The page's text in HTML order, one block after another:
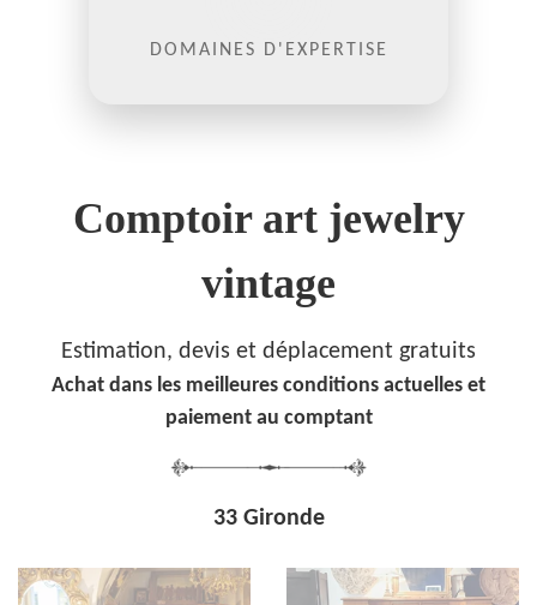
DOMAINES D'EXPERTISE
Comptoir art jewelry
vintage
Estimation, devis et déplacement gratuits
Achat dans les meilleures conditions actuelles et
paiement au comptant
33 Gironde